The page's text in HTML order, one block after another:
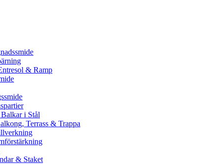
& Ramp
i Stål
Terrass & Trappa
& Staket